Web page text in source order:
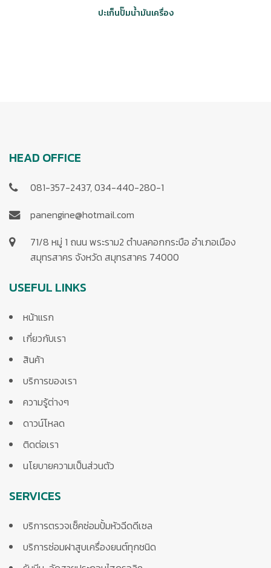
ปะเก็นปั๊มน้ำมันเครื่อง
HEAD OFFICE
081-357-2437, 034-440-280-1
panengine@hotmail.com
71/8 หมู่ 1 ถนน พระราม2 ตำบลคอกกระบือ อำเภอเมือง
สมุทรสาคร จังหวัด สมุทรสาคร 74000
USEFUL LINKS
หน้าแรก
เกี่ยวกับเรา
สินค้า
บริการของเรา
ความรู้ต่างๆ
ดาวน์โหลด
ติดต่อเรา
นโยบายความเป็นส่วนตัว
SERVICES
บริการตรวจเช็คซ่อมปั้มหัวฉีดดีเซล
บริการซ่อมฝาสูบเครื่องยนต์ทุกชนิด